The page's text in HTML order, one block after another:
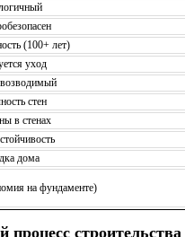
(100+ лет)
уход
стен
в стенах
дома
на фундаменте)
процесс